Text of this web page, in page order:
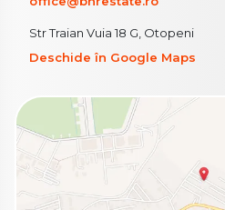
Str Traian Vuia 18 G, Otopeni
Deschide în Google Maps